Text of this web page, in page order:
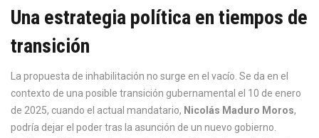
Una estrategia política en tiempos de
transición
La propuesta de inhabilitación no surge en el vacío. Se da en el
contexto de una posible transición gubernamental el 10 de enero
de 2025, cuando el actual mandatario, Nicolás Maduro Moros,
podría dejar el poder tras la asunción de un nuevo gobierno.